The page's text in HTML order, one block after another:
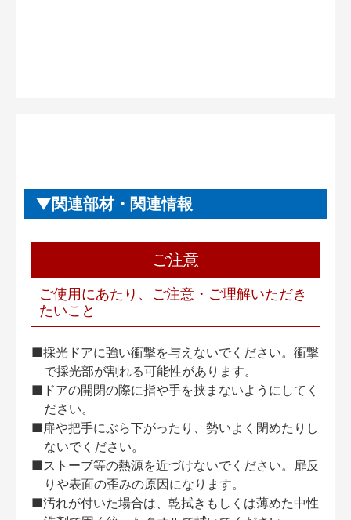
関連部材・関連情報
ご注意
ご使用にあたり、ご注意・ご理解いただき
たいこと
■採光ドアに強い衝撃を与えないでください。衝撃
で採光部が割れる可能性があります。
■ドアの開閉の際に指や手を挟まないようにしてく
ださい。
■扉や把手にぶら下がったり、勢いよく閉めたりし
ないでください。
■ストーブ等の熱源を近づけないでください。扉反
りや表面の歪みの原因になります。
■汚れが付いた場合は、乾拭きもしくは薄めた中性